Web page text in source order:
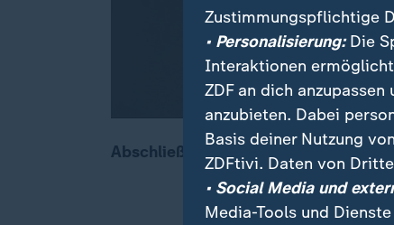
Abschließende Beratungen im
Zustimmungspflichtige
• Personalisierung:Die
Interaktionen
ZDF an dich
anzubieten. Dabei
Basis deiner Nutzung
ZDFtivi. Daten von
• Social Media und
Media-Tools und